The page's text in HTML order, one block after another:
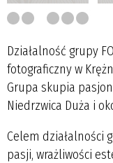
Działalność grupy
fotograficzny w
Grupa skupia
Niedrzwica Duża i
Celem działalności
pasji, wrażliwości